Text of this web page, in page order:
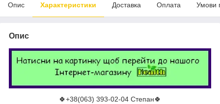
Опис Характеристики Доставка Оплата Умови
Опис
🍀+38(063) 393-02-04 Степан🍀